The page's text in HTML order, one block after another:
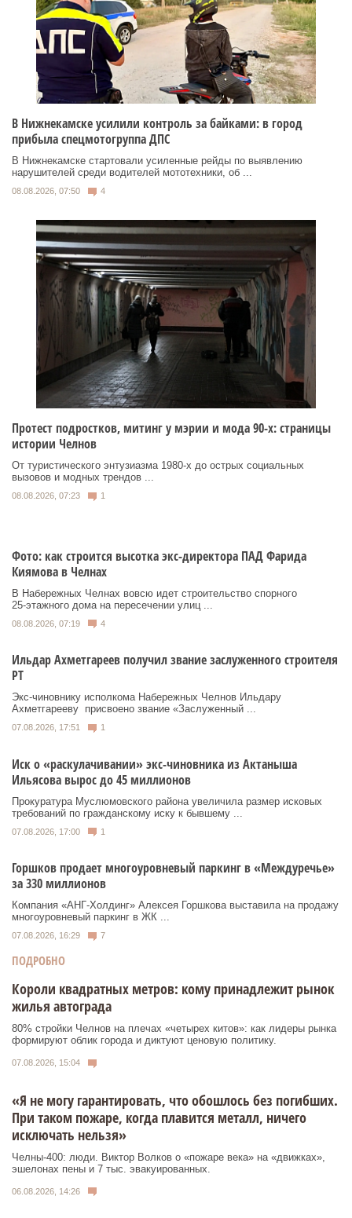
В Нижнекамске усилили контроль за байками: в город
прибыла спецмотогруппа ДПС
В Нижнекамске стартовали усиленные рейды по выявлению
нарушителей среди водителей мототехники, об ...
08.08.2026, 07:50 4
Протест подростков, митинг у мэрии и мода 90-х: страницы
истории Челнов
От туристического энтузиазма 1980‑х до острых социальных
вызовов и модных трендов ...
08.08.2026, 07:23 1
Фото: как строится высотка экс-директора ПАД Фарида
Киямова в Челнах
В Набережных Челнах вовсю идет строительство спорного
25‑этажного дома на пересечении улиц ...
08.08.2026, 07:19 4
Ильдар Ахметгареев получил звание заслуженного строителя
РТ
Экс‑чиновнику исполкома Набережных Челнов Ильдару
Ахметгарееву присвоено звание «Заслуженный ...
07.08.2026, 17:51 1
Иск о «раскулачивании» экс-чиновника из Актаныша
Ильясова вырос до 45 миллионов
Прокуратура Муслюмовского района увеличила размер исковых
требований по гражданскому иску к бывшему ...
07.08.2026, 17:00 1
Горшков продает многоуровневый паркинг в «Междуречье»
за 330 миллионов
Компания «АНГ-Холдинг» Алексея Горшкова выставила на продажу
многоуровневый паркинг в ЖК ...
07.08.2026, 16:29 7
ПОДРОБНО
Короли квадратных метров: кому принадлежит рынок
жилья автограда
80% стройки Челнов на плечах «четырех китов»: как лидеры рынка
формируют облик города и диктуют ценовую политику.
07.08.2026, 15:04
«Я не могу гарантировать, что обошлось без погибших.
При таком пожаре, когда плавится металл, ничего
исключать нельзя»
Челны-400: люди. Виктор Волков о «пожаре века» на «движках»,
эшелонах пены и 7 тыс. эвакуированных.
06.08.2026, 14:26